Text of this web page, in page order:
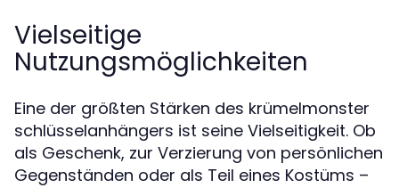
Vielseitige
Nutzungsmöglichkeiten
Eine der größten Stärken des krümelmonster
schlüsselanhängers ist seine Vielseitigkeit. Ob
als Geschenk, zur Verzierung von persönlichen
Gegenständen oder als Teil eines Kostüms –